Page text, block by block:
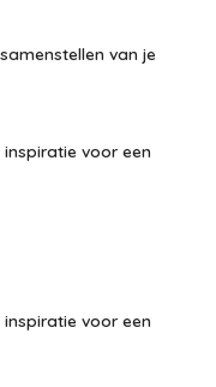
van je
voor een
voor een